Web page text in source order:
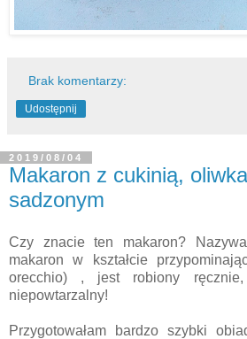
Brak komentarzy:
Udostępnij
2019/08/04
Makaron z cukinią,
sadzonym
Czy znacie ten makaron?
makaron w kształcie
orecchio) , jest robiony
niepowtarzalny!
Przygotowałam bardzo szybki